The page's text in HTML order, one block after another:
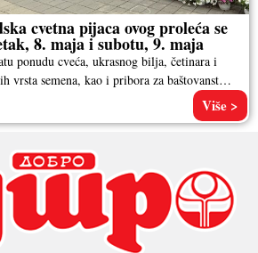
cvetna pijaca ovog proleća se
8. maja i subotu, 9. maja
ponudu cveća, ukrasnog bilja, četinara i
vrsta semena, kao i pribora za baštovanstvo.
Više >